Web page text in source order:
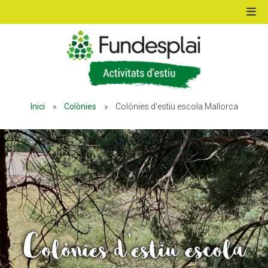
Inici » Colònies » Colònies d'estiu escola Mallorca
Colònies d'estiu escola
ACTIVITATS D'ESTIU
ALBERG CENTRE ESPLAI
FORMACIÓ